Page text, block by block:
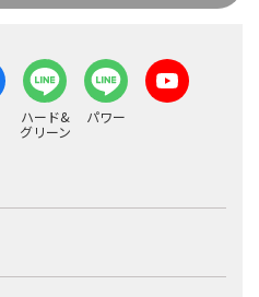
ハード&
グリーン
パワー